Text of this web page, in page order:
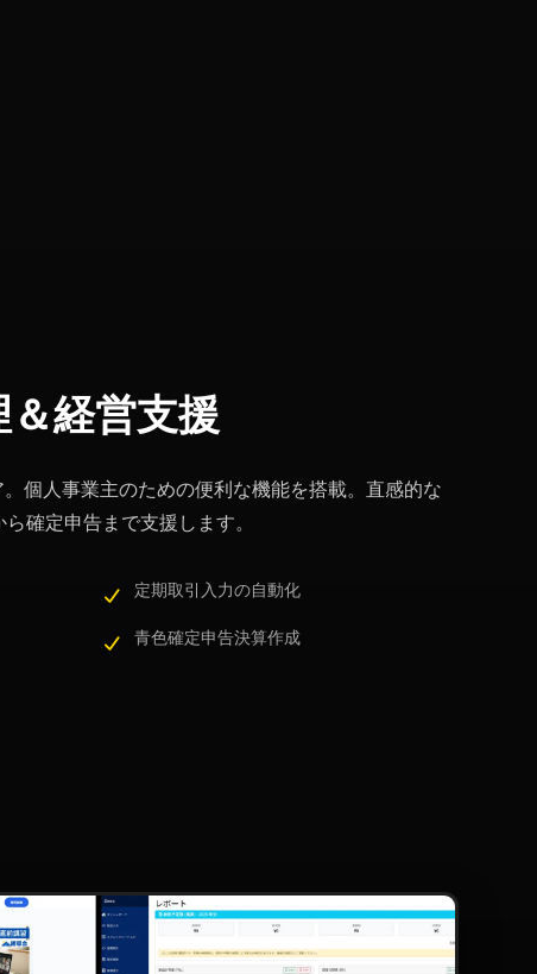
経営支援
個人事業主のための便利な機能を搭載。直感的な
確定申告まで支援します。
定期取引入力の自動化
青色確定申告決算作成